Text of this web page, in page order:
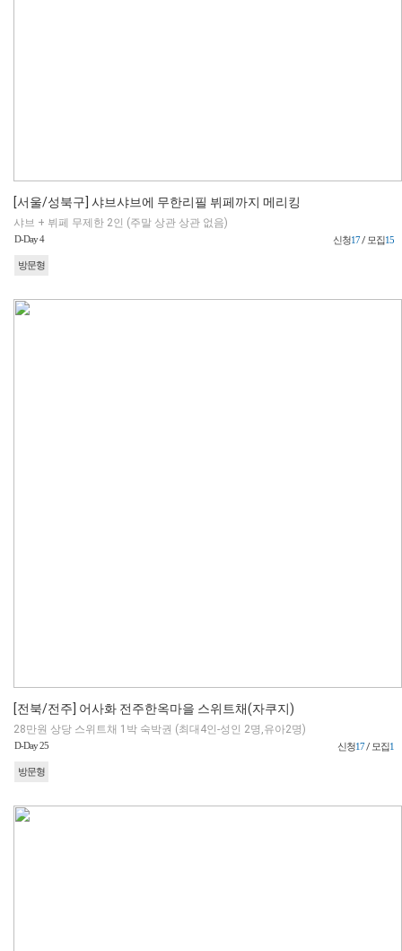
[서울/성북구] 샤브샤브에 무한리필 뷔페까지 메리킹
샤브 + 뷔페 무제한 2인 (주말 상관 상관 없음)
D-Day 4 신청17/ 모집15
방문형
[전북/전주] 어사화 전주한옥마을 스위트채(자쿠지)
28만원 상당 스위트채 1박 숙박권 (최대4인-성인 2명,유아2명)
D-Day 25 신청17/ 모집1
방문형